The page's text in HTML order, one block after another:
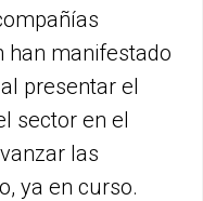
han manifestado
presentar el
sector en el
las
ya en curso.